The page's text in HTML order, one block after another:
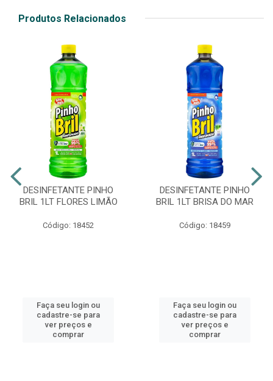
Produtos Relacionados
DESINFETANTE PINHO
BRIL 1LT FLORES LIMÃO
Código: 18452
Faça seu login ou
cadastre-se para
ver preços e
comprar
DESINFETANTE PINHO
BRIL 1LT BRISA DO MAR
Código: 18459
Faça seu login ou
cadastre-se para
ver preços e
comprar